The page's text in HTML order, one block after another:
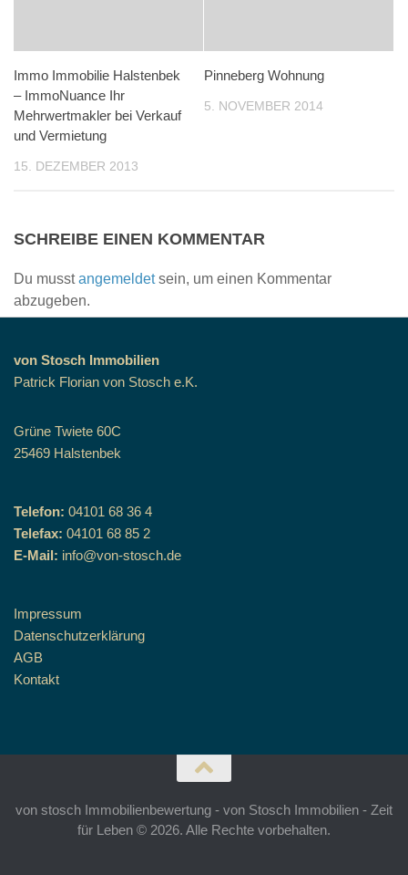
Immo Immobilie Halstenbek
– ImmoNuance Ihr
Mehrwertmakler bei Verkauf
und Vermietung
15. DEZEMBER 2013
Pinneberg Wohnung
5. NOVEMBER 2014
SCHREIBE EINEN KOMMENTAR
Du musstangemeldetsein, um einen Kommentar
abzugeben.
von Stosch Immobilien
Patrick Florian von Stosch e.K.
Grüne Twiete 60C
25469 Halstenbek
Telefon: 04101 68 36 4
Telefax: 04101 68 85 2
E-Mail: info@von-stosch.de
Impressum
Datenschutzerklärung
AGB
Kontakt
von stosch Immobilienbewertung - von Stosch Immobilien - Zeit
für Leben © 2026. Alle Rechte vorbehalten.